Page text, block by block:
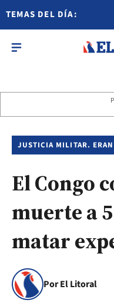
TEMAS DEL DÍA:
JUSTICIA MILITAR.
El Congo
muerte a
matar
Por El Litoral